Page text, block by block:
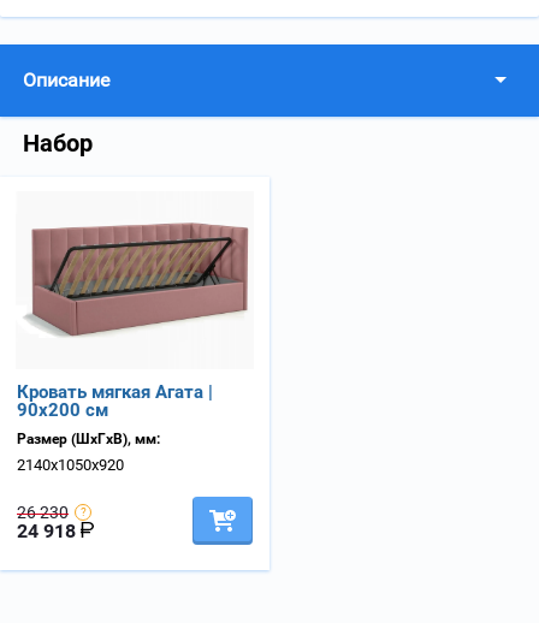
Описание
Набор
Кровать мягкая Агата |
90х200 см
Размер (ШхГхВ), мм:
2140х1050х920
26 230
24 918